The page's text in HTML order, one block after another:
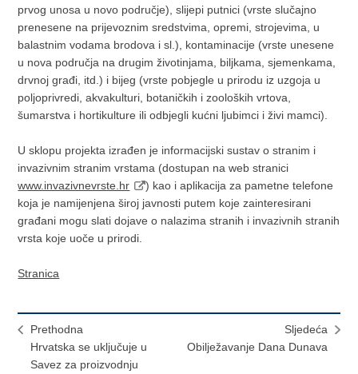
prvog unosa u novo područje), slijepi putnici (vrste slučajno
prenesene na prijevoznim sredstvima, opremi, strojevima, u
balastnim vodama brodova i sl.), kontaminacije (vrste unesene
u nova područja na drugim životinjama, biljkama, sjemenkama,
drvnoj građi, itd.) i bijeg (vrste pobjegle u prirodu iz uzgoja u
poljoprivredi, akvakulturi, botaničkih i zooloških vrtova,
šumarstva i hortikulture ili odbjegli kućni ljubimci i živi mamci).
U sklopu projekta izrađen je informacijski sustav o stranim i
invazivnim stranim vrstama (dostupan na web stranici
www.invazivnevrste.hr
) kao i aplikacija za pametne telefone
koja je namijenjena široj javnosti putem koje zainteresirani
građani mogu slati dojave o nalazima stranih i invazivnih stranih
vrsta koje uoče u prirodi.
Stranica
Prethodna
Hrvatska se uključuje u
Savez za proizvodnju
Sljedeća
Obilježavanje Dana Dunava